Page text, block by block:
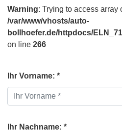
Warning: Trying to access array
/var/www/vhosts/auto-
bollhoefer.de/httpdocs/
on line 266
Ihr Vorname: *
Ihr Nachname: *